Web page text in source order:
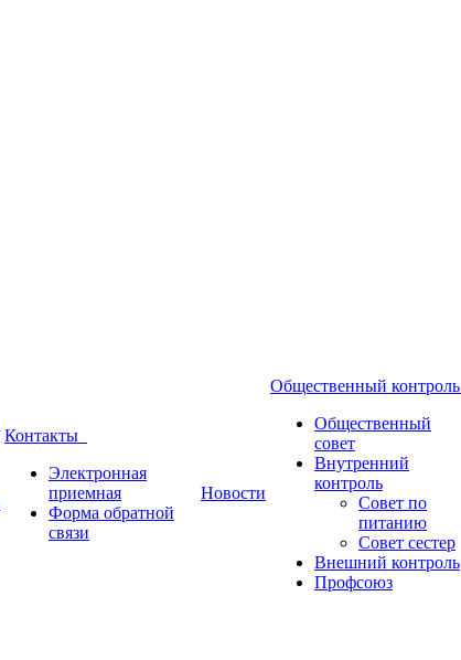
Контакты
Электронная
приемная
Форма обратной
связи
Новости
Общественный контроль
Общественный
совет
Внутренний
контроль
Совет по
питанию
Совет сестер
Внешний контроль
Профсоюз